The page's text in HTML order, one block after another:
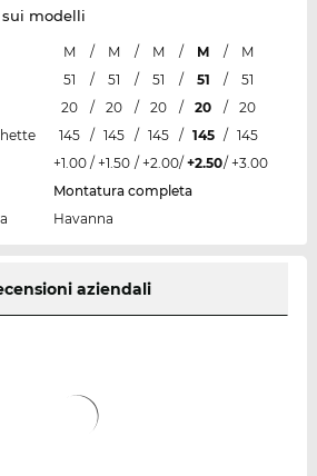
sui modelli
M / M / M / M /
M
51 / 51 / 51 / 51 /
51
20 / 20 / 20 / 20 /
20
145 / 145 / 145 / 145 / 145
+1.00 / +1.50 / +2.00/ +2.50/ +3.00
Montatura completa
Havanna
aziendali